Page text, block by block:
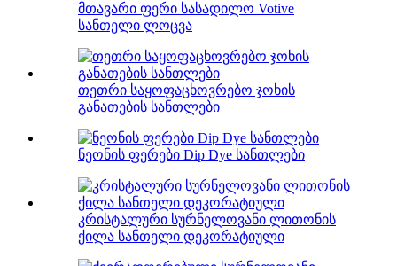
მთავარი ფერი სასადილო Votive
სანთელი ლოცვა
თეთრი საყოფაცხოვრებო ჯოხის
განათების სანთლები
ნეონის ფერები Dip Dye სანთლები
კრისტალური სურნელოვანი ლითონის
ქილა სანთელი დეკორატიული